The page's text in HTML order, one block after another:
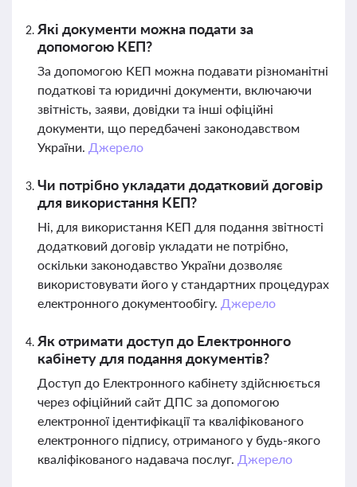
Які документи можна подати за
допомогою КЕП?
За допомогою КЕП можна подавати різноманітні
податкові та юридичні документи, включаючи
звітність, заяви, довідки та інші офіційні
документи, що передбачені законодавством
України. Джерело
Чи потрібно укладати додатковий договір
для використання КЕП?
Ні, для використання КЕП для подання звітності
додатковий договір укладати не потрібно,
оскільки законодавство України дозволяє
використовувати його у стандартних процедурах
електронного документообігу. Джерело
Як отримати доступ до Електронного
кабінету для подання документів?
Доступ до Електронного кабінету здійснюється
через офіційний сайт ДПС за допомогою
електронної ідентифікації та кваліфікованого
електронного підпису, отриманого у будь-якого
кваліфікованого надавача послуг. Джерело